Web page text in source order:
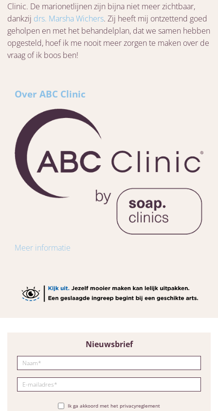
Clinic. De marionetlijnen zijn bijna niet meer zichtbaar,
dankzij drs. Marsha Wichers. Zij heeft mij ontzettend goed
geholpen en met het behandelplan, dat we samen hebben
opgesteld, hoef ik me nooit meer zorgen te maken over de
vraag of ik boos ben!
Over ABC Clinic
Meer informatie
Nieuwsbrief
Ik ga akkoord met het privacyreglement